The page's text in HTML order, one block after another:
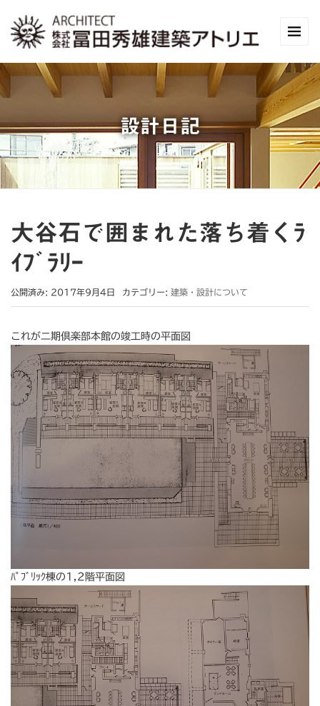
設計日記
大谷石で囲まれた落ち着くﾗ
ｲﾌﾞﾗﾘｰ
公開済み: 2017年9月4日 カテゴリー: 建築・設計について
これが二期倶楽部本館の竣工時の平面図
ﾊﾟﾌﾞﾘｯｸ棟の1,2階平面図